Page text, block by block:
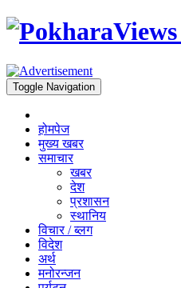
Toggle Navigation
होमपेज
मुख्य खबर
समाचार
खबर
देश
प्रशासन
स्थानिय
विचार / ब्लग
विदेश
अर्थ
मनोरन्जन